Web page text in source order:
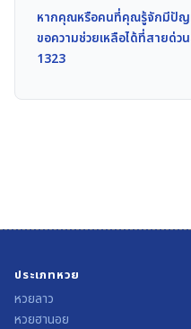
หากคุณหรือคนที่คุณรู้จักมีปัญ
ขอความช่วยเหลือได้ที่สายด่
1323
ประเภทหวย
หวยลาว
หวยฮานอย